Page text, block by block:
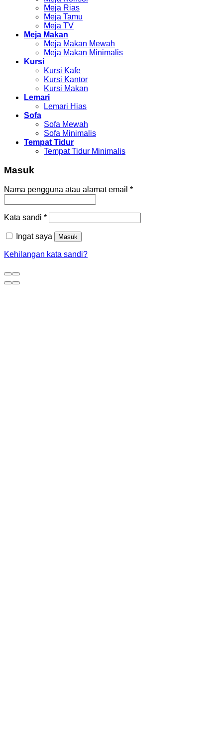
Meja Rias
Meja Tamu
Meja TV
Meja Makan
Meja Makan Mewah
Meja Makan Minimalis
Kursi
Kursi Kafe
Kursi Kantor
Kursi Makan
Lemari
Lemari Hias
Sofa
Sofa Mewah
Sofa Minimalis
Tempat Tidur
Tempat Tidur Minimalis
Masuk
Nama pengguna atau alamat email *
Kata sandi *
Ingat saya Masuk
Kehilangan kata sandi?